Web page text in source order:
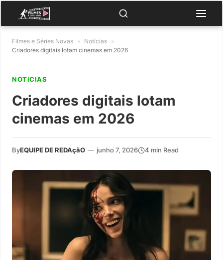
Filmes e Séries Novas » Notícias »
Criadores digitais lotam cinemas em 2026
NOTíCIAS
Criadores digitais lotam
cinemas em 2026
ByEQUIPE DE REDAçãO — junho 7, 2026 4 min Read